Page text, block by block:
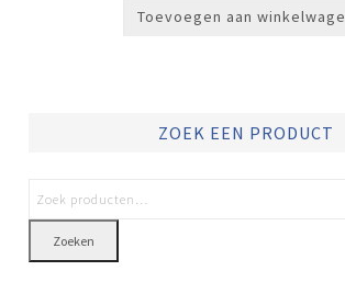
Toevoegen aan
ZOEK EEN PRODUCT
Zoeken